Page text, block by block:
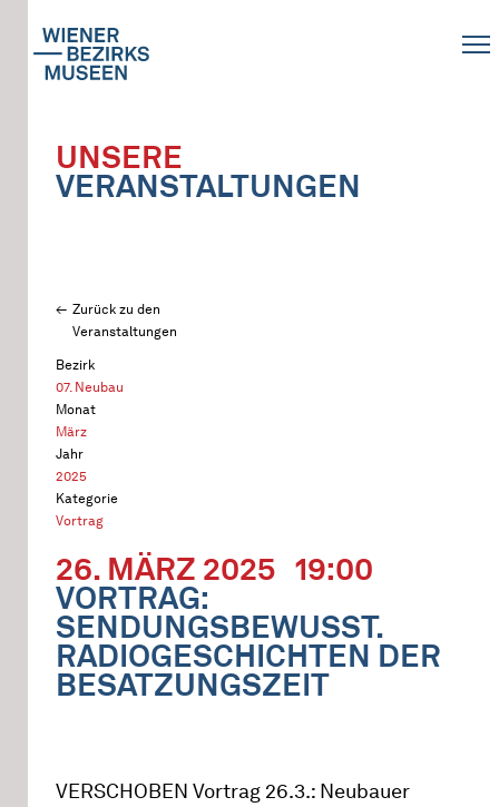
UNSERE
VERANSTALTUNGEN
Zurück zu den
Veranstaltungen
Bezirk
07. Neubau
Monat
März
Jahr
2025
Kategorie
Vortrag
26. MÄRZ 2025 19:00
VORTRAG:
SENDUNGSBEWUSST.
RADIOGESCHICHTEN DER
BESATZUNGSZEIT
VERSCHOBEN Vortrag 26.3.: Neubauer